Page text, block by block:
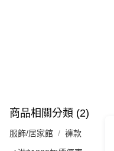
商品相關分類 (2)
服飾/居家館 褲款